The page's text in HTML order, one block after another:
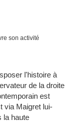
son activité
l'histoire à
de la droite
est
via Maigret lui-
la haute